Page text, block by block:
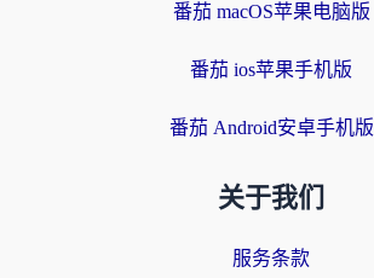
番茄 macOS苹果电脑版
番茄 ios苹果手机版
番茄 Android安卓手机版
关于我们
服务条款